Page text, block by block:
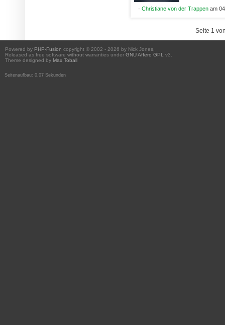
· Christiane von der Trappen am
Seite 1
Powered by PHP-Fusion copyright © 2002 - 2026 by Nick Jones.
Released as free software without warranties under GNU Affero GPL v3.
Theme designed by Max Toball
Seitenaufbau: 0.07 Sekunden